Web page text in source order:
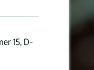
15, D-